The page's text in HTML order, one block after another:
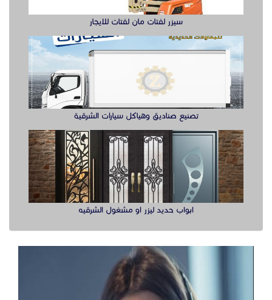
سيزر لفتات مان لفتات للايجار
تصنيع صناديق وهياكل سيارات الشرقية
ابواب حديد ليزر او مشغول الشرقيه